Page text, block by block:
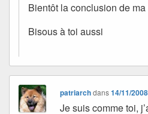
Bientôt la conclusion de
Bisous à toi aussi
patriarchdans14/11/
Je suis comme toi,